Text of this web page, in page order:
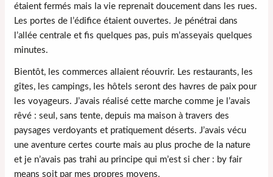
étaient fermés mais la vie reprenait doucement dans les rues.
Les portes de l’édifice étaient ouvertes. Je pénétrai dans
l’allée centrale et fis quelques pas, puis m’asseyais quelques
minutes.
Bientôt, les commerces allaient réouvrir. Les restaurants, les
gîtes, les campings, les hôtels seront des havres de paix pour
les voyageurs. J’avais réalisé cette marche comme je l’avais
rêvé : seul, sans tente, depuis ma maison à travers des
paysages verdoyants et pratiquement déserts. J’avais vécu
une aventure certes courte mais au plus proche de la nature
et je n’avais pas trahi au principe qui m’est si cher : by fair
means soit par mes propres moyens.